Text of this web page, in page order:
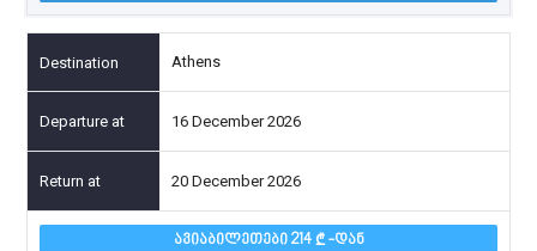
Athens
16 December 2026
20 December 2026
ᲐᲕᲘᲐᲑᲘᲚᲔᲗᲔᲑᲘ 214 -ᲓᲐᲜ